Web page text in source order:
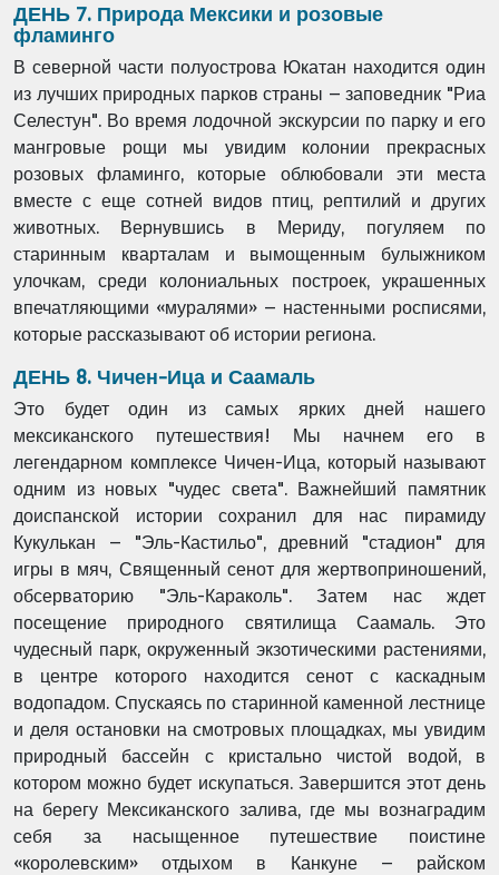
ДЕНЬ 7. Природа Мексики и розовые
фламинго
В северной части полуострова Юкатан находится один
из лучших природных парков страны – заповедник "Риа
Селестун". Во время лодочной экскурсии по парку и его
мангровые рощи мы увидим колонии прекрасных
розовых фламинго, которые облюбовали эти места
вместе с еще сотней видов птиц, рептилий и других
животных. Вернувшись в Мериду, погуляем по
старинным кварталам и вымощенным булыжником
улочкам, среди колониальных построек, украшенных
впечатляющими «муралями» – настенными росписями,
которые рассказывают об истории региона.
ДЕНЬ 8. Чичен-Ица и Саамаль
Это будет один из самых ярких дней нашего
мексиканского путешествия! Мы начнем его в
легендарном комплексе Чичен-Ица, который называют
одним из новых "чудес света". Важнейший памятник
доиспанской истории сохранил для нас пирамиду
Кукулькан – "Эль-Кастильо", древний "стадион" для
игры в мяч, Священный сенот для жертвоприношений,
обсерваторию "Эль-Караколь". Затем нас ждет
посещение природного святилища Саамаль. Это
чудесный парк, окруженный экзотическими растениями,
в центре которого находится сенот с каскадным
водопадом. Спускаясь по старинной каменной лестнице
и деля остановки на смотровых площадках, мы увидим
природный бассейн с кристально чистой водой, в
котором можно будет искупаться. Завершится этот день
на берегу Мексиканского залива, где мы вознаградим
себя за насыщенное путешествие поистине
«королевским» отдыхом в Канкуне – райском